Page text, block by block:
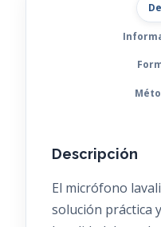
Descripción
El micrófono
solución práctica